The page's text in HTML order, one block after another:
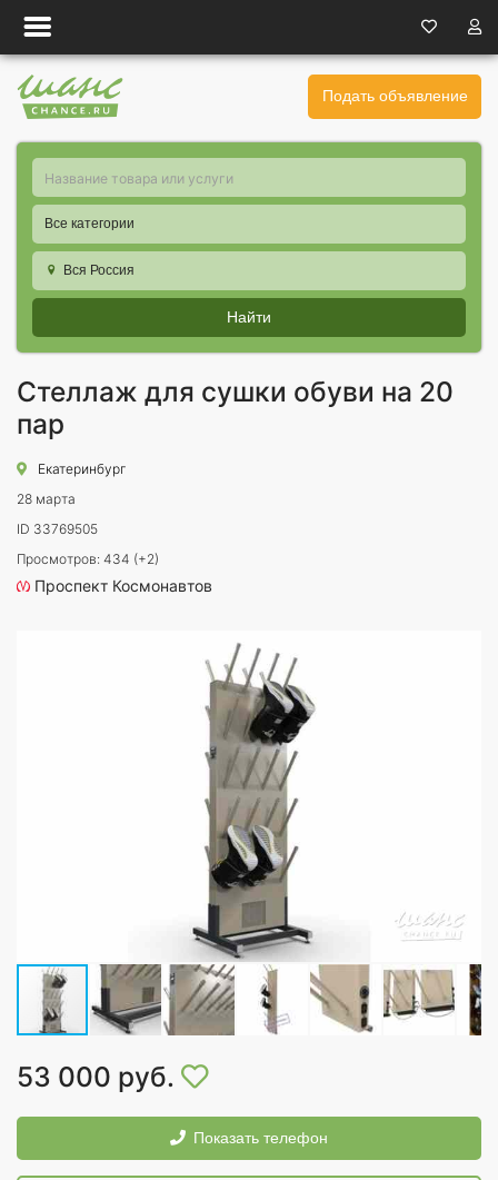
Подать объявление
Все категории
Вся Россия
Найти
Стеллаж для сушки обуви на 20
пар
Екатеринбург
28 марта
ID 33769505
Просмотров: 434 (+2)
Проспект Космонавтов
53 000 руб.
Показать телефон